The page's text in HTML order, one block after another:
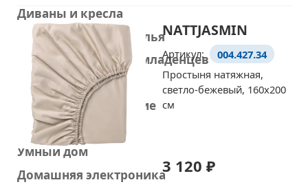
Диваны и кресла
Рабочие столы и стулья
Товары для детей и младенцев
Стирка и уборка
Домашнее улучшение
Украшения
Умный дом
Домашняя электроника
NATTJASMIN
Артикул:
004.427.34
Простыня натяжная,
светло-бежевый, 160x200
см
3 120 ₽